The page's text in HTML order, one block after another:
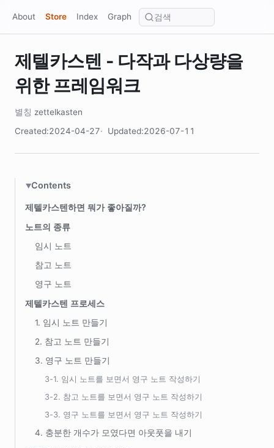
About Store Index Graph
제텔카스텐 - 다작과 다상량을
위한 프레임워크
zettelkasten
Created:2024-04-27
Updated:2026-07-11
Contents
제텔카스텐하면 뭐가 좋아질까?
노트의 종류
임시 노트
참고 노트
영구 노트
제텔카스텐 프로세스
1. 임시 노트 만들기
2. 참고 노트 만들기
3. 영구 노트 만들기
3-1. 임시 노트를 보면서 영구 노트 작성하기
3-2. 참고 노트를 보면서 영구 노트 작성하기
3-3. 영구 노트를 보면서 영구 노트 작성하기
4. 충분한 개수가 모였다면 아웃풋을 내기